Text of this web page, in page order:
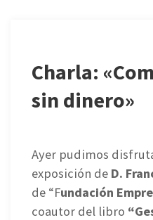
Charla:
sin dinero»
Ayer pudimos
exposición de D.
de “Fundación
coautor del libro